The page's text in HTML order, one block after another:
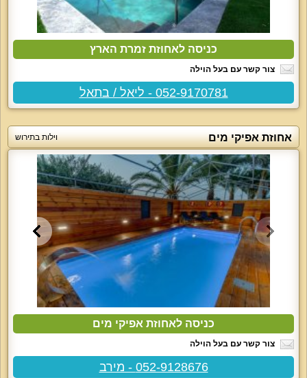
כניסה לאחוזת זמרת הארץ
צור קשר עם בעל הוילה
052-9170781 - ליאל / בתאל
אחוזת אפיקי מים וילות בתירוש
כניסה לאחוזת אפיקי מים
צור קשר עם בעל הוילה
052-9128676 - מירב